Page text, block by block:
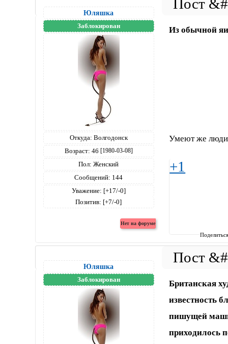
Юляшка
Заблокирован
Откуда: Волгодонск
Возраст: 46 [1980-03-08]
Пол: Женский
Сообщений: 144
Уважение: [+17/-0]
Позитив: [+7/-0]
Из обычной
Умеют же
+1
Юляшка
Заблокирован
Британская
известность
пишущей
приходилось